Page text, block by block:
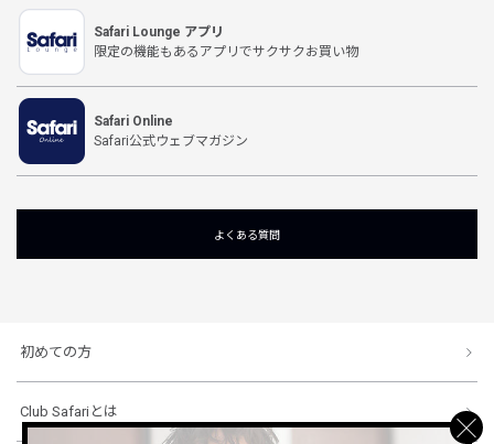
Safari Lounge アプリ
限定の機能もあるアプリでサクサクお買い物
Safari Online
Safari公式ウェブマガジン
よくある質問
初めての方
Club Safariとは